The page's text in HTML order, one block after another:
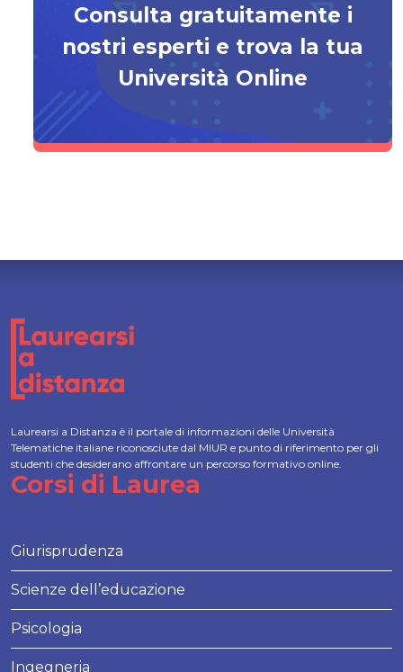
Consulta gratuitamente i
nostri esperti e trova la tua
Università Online
Laurearsi a Distanza è il portale di informazioni delle Università
Telematiche italiane riconosciute dal MIUR e punto di riferimento per gli
studenti che desiderano affrontare un percorso formativo online.
Corsi di Laurea
Giurisprudenza
Scienze dell’educazione
Psicologia
Ingegneria